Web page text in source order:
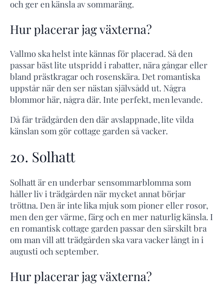
och ger en känsla av sommaräng.
Hur placerar jag växterna?
Vallmo ska helst inte kännas för placerad. Så den
passar bäst lite utspridd i rabatter, nära gångar eller
bland prästkragar och rosenskära. Det romantiska
uppstår när den ser nästan självsådd ut. Några
blommor här, några där. Inte perfekt, men levande.
Då får trädgården den där avslappnade, lite vilda
känslan som gör cottage garden så vacker.
20. Solhatt
Solhatt är en underbar sensommarblomma som
håller liv i trädgården när mycket annat börjar
tröttna. Den är inte lika mjuk som pioner eller rosor,
men den ger värme, färg och en mer naturlig känsla. I
en romantisk cottage garden passar den särskilt bra
om man vill att trädgården ska vara vacker långt in i
augusti och september.
Hur placerar jag växterna?